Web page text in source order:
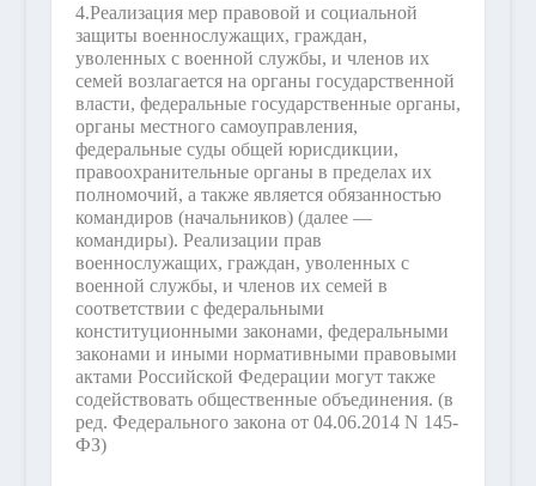
4.Реализация мер правовой и социальной
защиты военнослужащих, граждан,
уволенных с военной службы, и членов их
семей возлагается на органы государственной
власти, федеральные государственные органы,
органы местного самоуправления,
федеральные суды общей юрисдикции,
правоохранительные органы в пределах их
полномочий, а также является обязанностью
командиров (начальников) (далее —
командиры). Реализации прав
военнослужащих, граждан, уволенных с
военной службы, и членов их семей в
соответствии с федеральными
конституционными законами, федеральными
законами и иными нормативными правовыми
актами Российской Федерации могут также
содействовать общественные объединения. (в
ред. Федерального закона от 04.06.2014 N 145-
ФЗ)